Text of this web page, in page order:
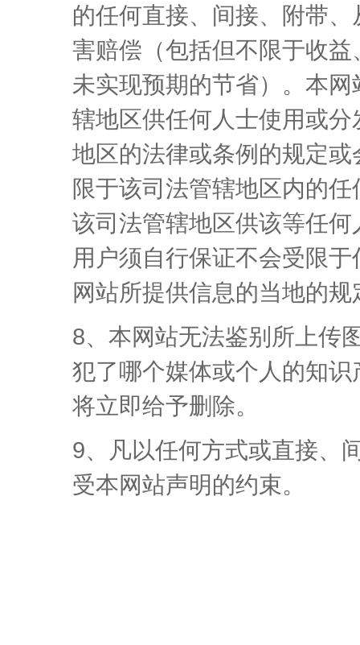
的任何直接、间接、附带
害赔偿（包括但不限于收
未实现预期的节省）。本
辖地区供任何人士使用或
地区的法律或条例的规定
限于该司法管辖地区内的
该司法管辖地区供该等任
用户须自行保证不会受限
网站所提供信息的当地的规
8、本网站无法鉴别所上传
犯了哪个媒体或个人的知
将立即给予删除。
9、凡以任何方式或直接、
受本网站声明的约束。